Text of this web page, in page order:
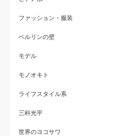
ファッション・服装
ベルリンの壁
モデル
モノオキト
ライフスタイル系
三科光平
世界のヨコサワ